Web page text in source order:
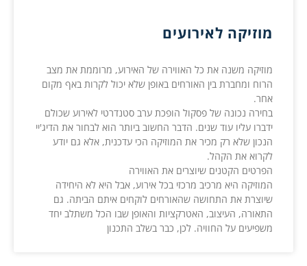
מוזיקה לאירועים
מוזיקה משנה את כל האווירה של האירוע, מרוממת את מצב
הרוח ומחברת בין האורחים באופן שלא יכול לקרות באף מקום
אחר.
בחירה נכונה של פסקול הופכת ערב סטנדרטי לאירוע שכולם
ידברו עליו עוד שנים. הדבר החשוב ביותר הוא לבחור את הדיג'יי
הנכון שלא רק מכיר את המוזיקה הכי עדכנית, אלא גם יודע
לקרוא את הקהל.
הפרטים הקטנים שיוצרים את האווירה
המוזיקה היא מרכיב מרכזי בכל אירוע, אבל היא לא היחידה
שיוצרת את התחושה שהאורחים לוקחים איתם הביתה. גם
התאורה, העיצוב, האטרקציות והאופן שבו הכל משתלב יחד
משפיעים על החוויה. לכן, כבר בשלב התכנון